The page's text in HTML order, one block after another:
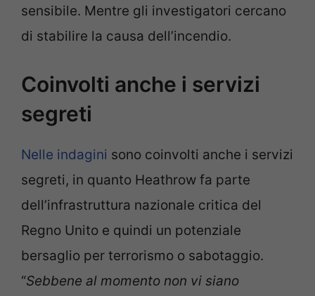
sensibile. Mentre gli investigatori cercano
di stabilire la causa dell’incendio.
Coinvolti anche i servizi
segreti
Nelle indagini sono coinvolti anche i servizi
segreti, in quanto Heathrow fa parte
dell’infrastruttura nazionale critica del
Regno Unito e quindi un potenziale
bersaglio per terrorismo o sabotaggio.
“Sebbene al momento non vi siano